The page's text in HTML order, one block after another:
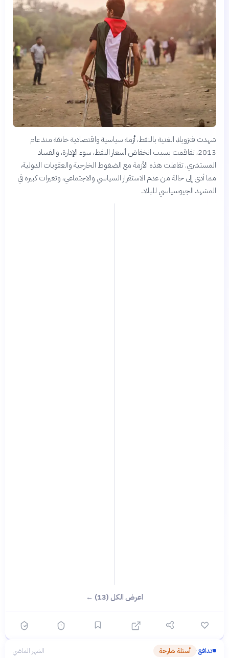
شهدت فنزويلا، الغنية بالنفط، أزمة سياسية واقتصادية خانقة منذ عام
2013، تفاقمت بسبب انخفاض أسعار النفط، سوء الإدارة، والفساد
المستشري. تفاعلت هذه الأزمة مع الضغوط الخارجية والعقوبات الدولية،
مما أدى إلى حالة من عدم الاستقرار السياسي والاجتماعي، وتغيرات كبيرة في
المشهد الجيوسياسي للبلاد.
اعرض الكل (13) ←
تدافع› أسئلة شارحة الشهر الماضي